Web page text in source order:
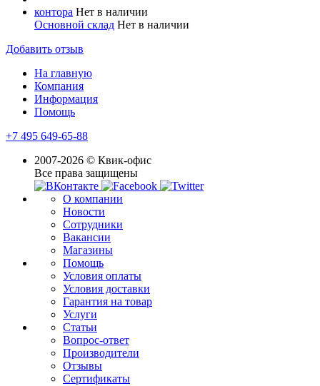
контора Нет в наличии
Основной склад Нет в наличии
Добавить отзыв
На главную
Компания
Информация
Помощь
+7 495 649-65-88
2007-2026 © Квик-офис
Все права защищены
О компании
Новости
Сотрудники
Вакансии
Магазины
Помощь
Условия оплаты
Условия доставки
Гарантия на товар
Услуги
Статьи
Вопрос-ответ
Производители
Отзывы
Сертификаты